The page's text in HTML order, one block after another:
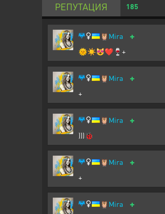
РЕПУТАЦИЯ 185
🦉 Mira +
🌞☀️😻❤️🍷+
🦉 Mira +
+
🦉 Mira +
)))🐞
🦉 Mira +
+
🦉 Mira +